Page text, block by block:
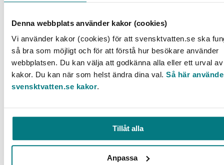
Denna webbplats använder kakor (cookies)
Vi använder kakor (cookies) för att svensktvatten.se ska
så bra som möjligt och för att förstå hur besökare använder
webbplatsen. Du kan välja att godkänna alla eller ett urval av
kakor. Du kan när som helst ändra dina val. Så här
svensktvatten.se kakor.
Tillåt alla
Anpassa
finansiella aspekter
LÄS MER
KONTAKT
vattenbokhandeln@exacta.se